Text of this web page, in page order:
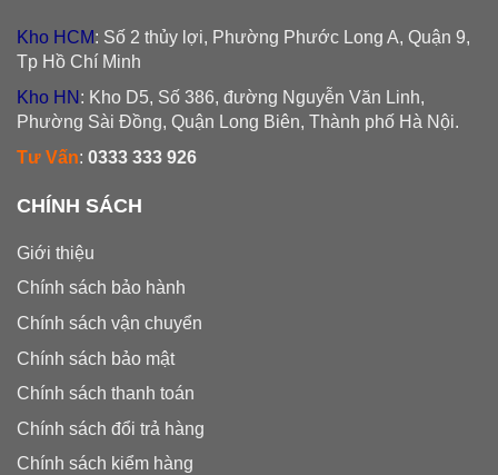
Kho HCM: Số 2 thủy lợi, Phường Phước Long A, Quận 9,
Tp Hồ Chí Minh
Kho HN : Kho D5, Số 386, đường Nguyễn Văn Linh,
Phường Sài Đồng, Quận Long Biên, Thành phố Hà Nội.
Tư Vấn: 0333 333 926
CHÍNH SÁCH
Giới thiệu
Chính sách bảo hành
Chính sách vận chuyển
Chính sách bảo mật
Chính sách thanh toán
Chính sách đổi trả hàng
Chính sách kiểm hàng